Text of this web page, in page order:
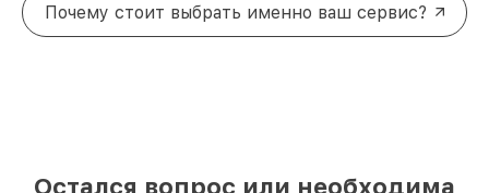
Почему стоит выбрать именно ваш сервис?
Остался вопрос или необходима